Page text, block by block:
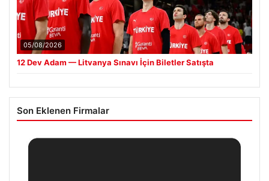
05/08/2026
12 Dev Adam — Litvanya Sınavı İçin Biletler Satışta
Son Eklenen Firmalar